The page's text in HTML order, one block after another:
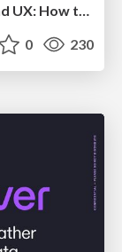
SEOcharity - Dark patterns in SEO and UX: How to avoid them and build a more ethical web
0 230